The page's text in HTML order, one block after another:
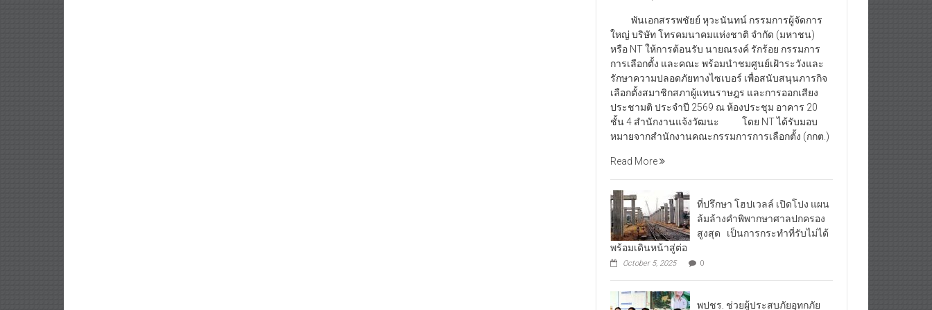
พันเอกสรรพชัยย์ หุวะนันทน์ กรรมการผู้จัดการ
ใหญ่ บริษัท โทรคมนาคมแห่งชาติ จำกัด (มหาชน)
หรือ NT ให้การต้อนรับ นายณรงค์ รักร้อย กรรมการ
การเลือกตั้ง และคณะ พร้อมนำชมศูนย์เฝ้าระวังและ
รักษาความปลอดภัยทางไซเบอร์ เพื่อสนับสนุนภารกิจ
เลือกตั้งสมาชิกสภาผู้แทนราษฎร และการออกเสียง
ประชามติ ประจำปี 2569 ณ ห้องประชุม อาคาร 20
ชั้น 4 สำนักงานแจ้งวัฒนะ โดย NT ได้รับมอบ
หมายจากสำนักงานคณะกรรมการการเลือกตั้ง (กกต.)
Read More
ที่ปรึกษา โฮปเวลล์ เปิดโปง แผน
ล้มล้างคำพิพากษาศาลปกครอง
สูงสุด เป็นการกระทำที่รับไม่ได้
พร้อมเดินหน้าสู่ต่อ
October 5, 2025 0
พปชร. ช่วยผู้ประสบภัยอุทกภัย